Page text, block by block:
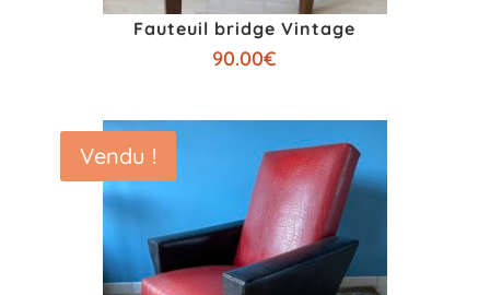
Fauteuil bridge Vintage
90.00€
Vendu !